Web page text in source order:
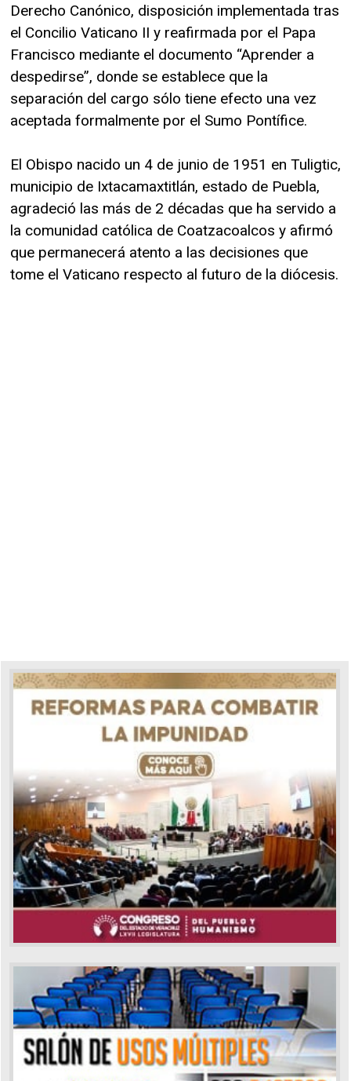
Derecho Canónico, disposición implementada tras
el Concilio Vaticano II y reafirmada por el Papa
Francisco mediante el documento “Aprender a
despedirse”, donde se establece que la
separación del cargo sólo tiene efecto una vez
aceptada formalmente por el Sumo Pontífice.
El Obispo nacido un 4 de junio de 1951 en Tuligtic,
municipio de Ixtacamaxtitlán, estado de Puebla,
agradeció las más de 2 décadas que ha servido a
la comunidad católica de Coatzacoalcos y afirmó
que permanecerá atento a las decisiones que
tome el Vaticano respecto al futuro de la diócesis.